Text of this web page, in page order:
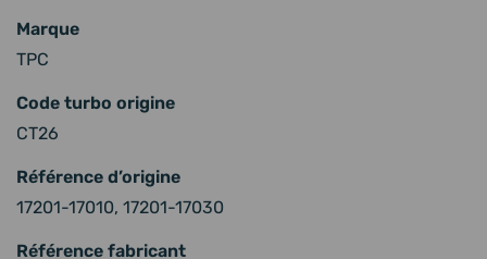
Marque
TPC
Code turbo origine
CT26
Référence d’origine
17201-17010, 17201-17030
Référence fabricant